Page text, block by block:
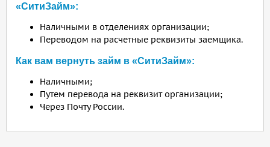
«СитиЗайм»:
Наличными в отделениях организации;
Переводом на расчетные реквизиты заемщика.
Как вам вернуть займ в «СитиЗайм»:
Наличными;
Путем перевода на реквизит организации;
Через Почту России.